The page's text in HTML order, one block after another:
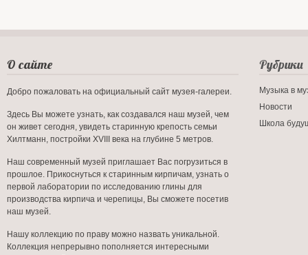
О сайте
Добро пожаловать на официальный сайт музея-галереи.
Здесь Вы можете узнать, как создавался наш музей, чем
он живет сегодня, увидеть старинную крепость семьи
Хилтманн, постройки XVIII века на глубине 5 метров.
Наш современный музей приглашает Вас погрузиться в
прошлое. Прикоснуться к старинным кирпичам, узнать о
первой лаборатории по исследованию глины для
производства кирпича и черепицы, Вы сможете посетив
наш музей.
Нашу коллекцию по праву можно назвать уникальной.
Коллекция непрерывно пополняется интересными
Рубрики
Музыка в
Новости
Школа